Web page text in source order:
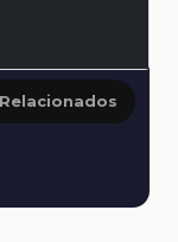
Relacionados